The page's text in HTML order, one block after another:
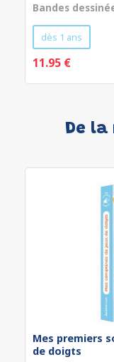
Bandes
dès 1 ans
11.95 €
De la
Mes premiers
de doigts